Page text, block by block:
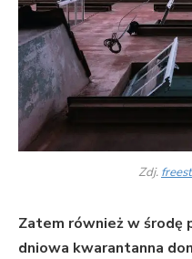
Zdj.
Zatem również w środę
dniowa kwarantanna